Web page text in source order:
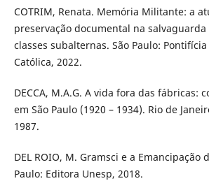
COTRIM, Renata. Memória Militante: a
preservação documental na
classes subalternas. São Paulo:
Católica, 2022.
DECCA, M.A.G. A vida fora das fábricas:
em São Paulo (1920 – 1934). Rio de
1987.
DEL ROIO, M. Gramsci e a Emancipação
Paulo: Editora Unesp, 2018.